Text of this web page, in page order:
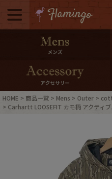
メニュー
500pt＆
10％
ログイン・会員登録
メンズ
アクセサリー
HOME 商品一覧 Mens Outer
Carhartt LOOSEFIT カモ柄 アクティ